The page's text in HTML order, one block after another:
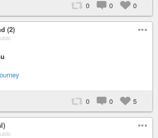
0 0 0
(2)
0 0 5